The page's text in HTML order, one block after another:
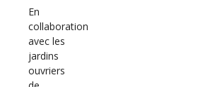
En
collaboration
avec les
jardins
ouvriers